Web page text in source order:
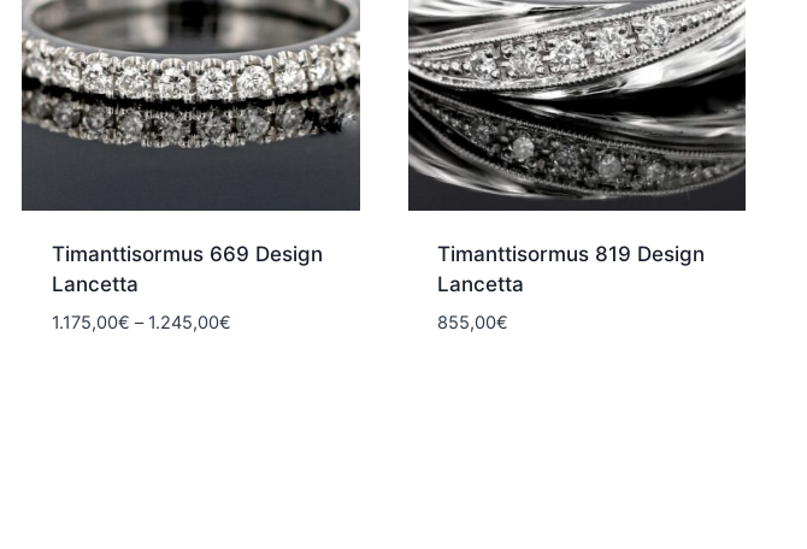
Timanttisormus 669 Design
Lancetta
1.175,00€ – 1.245,00€Hintaluokka:
Timanttisormus 819 Design
Lancetta
855,00€